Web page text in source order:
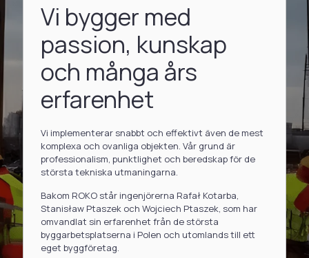
Vi bygger med
passion, kunskap
och många års
erfarenhet
Vi implementerar snabbt och effektivt även de mest
komplexa och ovanliga objekten. Vår grund är
professionalism, punktlighet och beredskap för de
största tekniska utmaningarna.
Bakom ROKO står ingenjörerna Rafał Kotarba,
Stanisław Ptaszek och Wojciech Ptaszek, som har
omvandlat sin erfarenhet från de största
byggarbetsplatserna i Polen och utomlands till ett
eget byggföretag.